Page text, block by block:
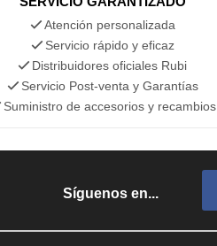
Atención personalizada
Servicio rápido y eficaz
Distribuidores oficiales Rubi
Servicio Post-venta y Garantías
Suministro de accesorios y recambios
Síguenos en...